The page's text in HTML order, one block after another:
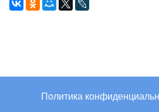
Политика